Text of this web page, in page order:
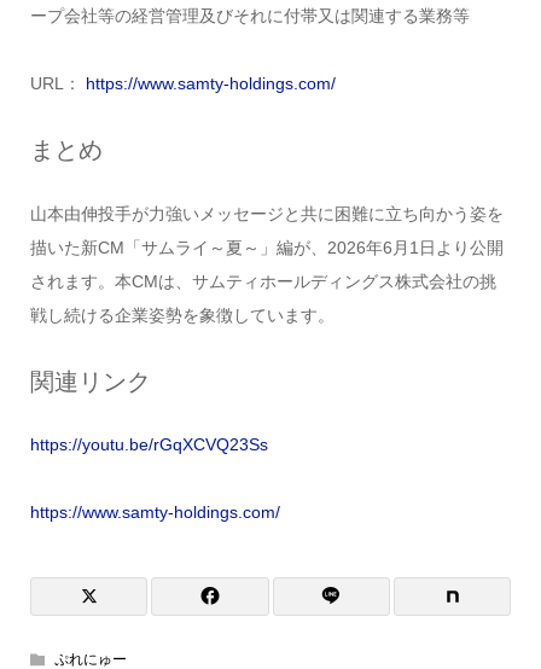
ープ会社等の経営管理及びそれに付帯又は関連する業務等
URL： https://www.samty-holdings.com/
まとめ
山本由伸投手が力強いメッセージと共に困難に立ち向かう姿を
描いた新CM「サムライ～夏～」編が、2026年6月1日より公開
されます。本CMは、サムティホールディングス株式会社の挑
戦し続ける企業姿勢を象徴しています。
関連リンク
https://youtu.be/rGqXCVQ23Ss
https://www.samty-holdings.com/
ぷれにゅー